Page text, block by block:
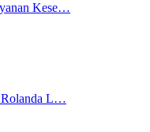
Kese…
Rolanda L…